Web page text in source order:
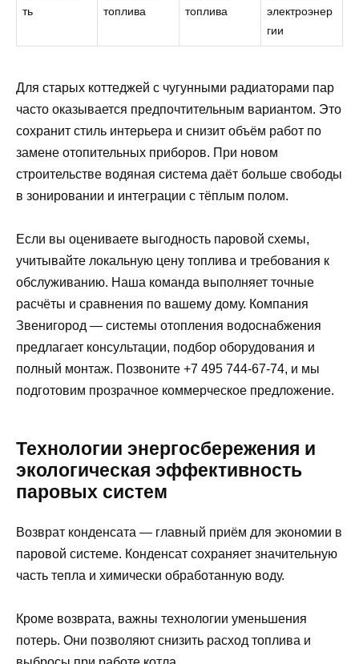
ть
топлива
топлива
электроэнер
гии
Для старых коттеджей с чугунными радиаторами пар
часто оказывается предпочтительным вариантом. Это
сохранит стиль интерьера и снизит объём работ по
замене отопительных приборов. При новом
строительстве водяная система даёт больше свободы
в зонировании и интеграции с тёплым полом.
Если вы оцениваете выгодность паровой схемы,
учитывайте локальную цену топлива и требования к
обслуживанию. Наша команда выполняет точные
расчёты и сравнения по вашему дому. Компания
Звенигород — системы отопления водоснабжения
предлагает консультации, подбор оборудования и
полный монтаж. Позвоните +7 495 744-67-74, и мы
подготовим прозрачное коммерческое предложение.
Технологии энергосбережения и
экологическая эффективность
паровых систем
Возврат конденсата — главный приём для экономии в
паровой системе. Конденсат сохраняет значительную
часть тепла и химически обработанную воду.
Кроме возврата, важны технологии уменьшения
потерь. Они позволяют снизить расход топлива и